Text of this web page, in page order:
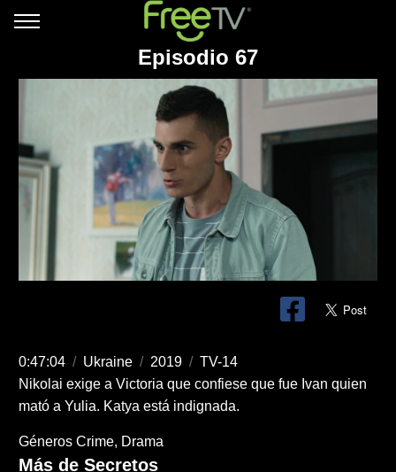
Episodio 67
0:47:04 / Ukraine / 2019 / TV-14
Nikolai exige a Victoria que confiese que fue Ivan quien
mató a Yulia. Katya está indignada.
Géneros Crime Drama
Más de Secretos